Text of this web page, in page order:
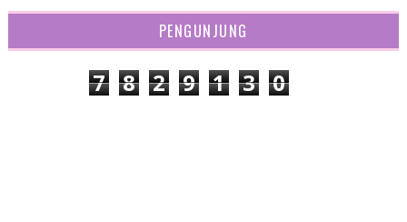
PENGUNJUNG
7 8 2 9 1 3 0